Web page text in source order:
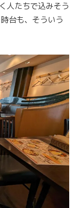
人たちで込みそう
台も、そういう